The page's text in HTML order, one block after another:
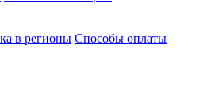
в регионы Способы оплаты